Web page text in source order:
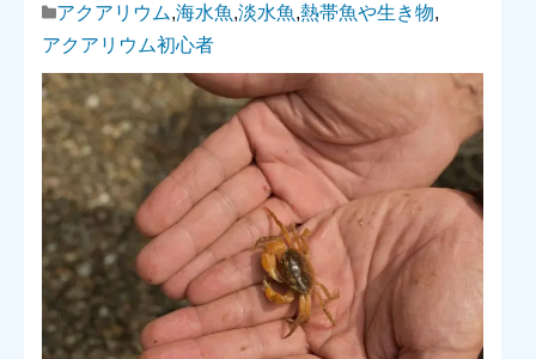
アクアリウム,海水魚,淡水魚,熱帯魚や生き物,
アクアリウム初心者